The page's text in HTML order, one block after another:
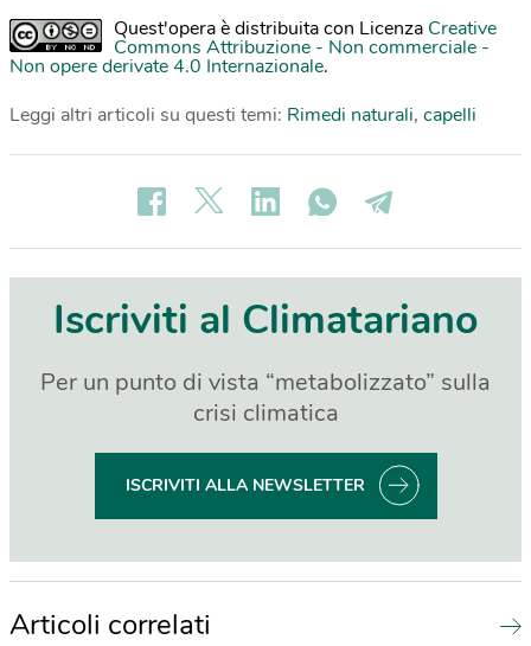
Quest'opera è distribuita con Licenza Creative
Commons Attribuzione - Non commerciale -
Non opere derivate 4.0 Internazionale.
Leggi altri articoli su questi temi: Rimedi naturali, capelli
Iscriviti al Climatariano
Per un punto di vista “metabolizzato” sulla
crisi climatica
ISCRIVITI ALLA NEWSLETTER
Articoli correlati